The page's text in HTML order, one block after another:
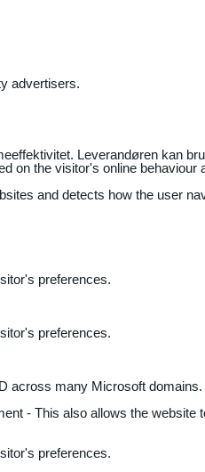
advertisers.
Leverandøren kan
on the visitor's online behaviour
and detects how the user
preferences.
preferences.
across many Microsoft domains.
- This also allows the
preferences.